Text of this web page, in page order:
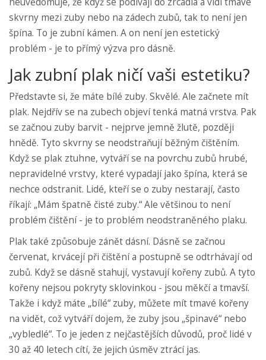
skvrny mezi zuby nebo na zádech zubů, tak to není jen
špína. To je zubní kámen. A on není jen estetický
problém - je to přímý výzva pro dásně.
Jak zubní plak ničí vaši estetiku?
Představte si, že máte bílé zuby. Skvělé. Ale začnete mít
plak. Nejdřív se na zubech objeví tenká matná vrstva. Pak
se začnou zuby barvit - nejprve jemně žlutě, později
hnědě. Tyto skvrny se neodstraňují běžným čištěním.
Když se plak ztuhne, vytváří se na povrchu zubů hrubé,
nepravidelné vrstvy, které vypadají jako špína, která se
nechce odstranit. Lidé, kteří se o zuby nestarají, často
říkají: „Mám špatně čisté zuby.“ Ale většinou to není
problém čištění - je to problém neodstraněného plaku.
Plak také způsobuje zánět dásní. Dásně se začnou
červenat, krvácejí při čištění a postupně se odtrhávají od
zubů. Když se dásně stahují, vystavují kořeny zubů. A tyto
kořeny nejsou pokryty sklovinkou - jsou měkčí a tmavší.
Takže i když máte „bílé“ zuby, můžete mít tmavé kořeny
na vidět, což vytváří dojem, že zuby jsou „špinavé“ nebo
„vybledlé“. To je jeden z nejčastějších důvodů, proč lidé v
30 až 40 letech cítí, že jejich úsměv ztrácí jas.